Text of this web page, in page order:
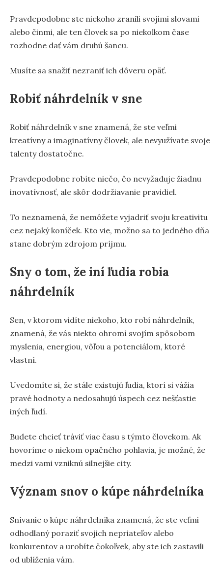
Pravdepodobne ste niekoho zranili svojimi slovami
alebo činmi, ale ten človek sa po niekoľkom čase
rozhodne dať vám druhú šancu.
Musíte sa snažiť nezraniť ich dôveru opäť.
Robiť náhrdelník v sne
Robiť náhrdelník v sne znamená, že ste veľmi
kreatívny a imaginatívny človek, ale nevyužívate svoje
talenty dostatočne.
Pravdepodobne robíte niečo, čo nevyžaduje žiadnu
inovatívnosť, ale skôr dodržiavanie pravidiel.
To neznamená, že nemôžete vyjadriť svoju kreativitu
cez nejaký koníček. Kto vie, možno sa to jedného dňa
stane dobrým zdrojom príjmu.
Sny o tom, že iní ľudia robia
náhrdelník
Sen, v ktorom vidíte niekoho, kto robí náhrdelník,
znamená, že vás niekto ohromí svojím spôsobom
myslenia, energiou, vôľou a potenciálom, ktoré
vlastní.
Uvedomíte si, že stále existujú ľudia, ktorí si vážia
pravé hodnoty a nedosahujú úspech cez nešťastie
iných ľudí.
Budete chcieť tráviť viac času s týmto človekom. Ak
hovoríme o niekom opačného pohlavia, je možné, že
medzi vami vzniknú silnejšie city.
Význam snov o kúpe náhrdelníka
Snívanie o kúpe náhrdelníka znamená, že ste veľmi
odhodlaný poraziť svojich nepriateľov alebo
konkurentov a urobíte čokoľvek, aby ste ich zastavili
od ublíženia vám.